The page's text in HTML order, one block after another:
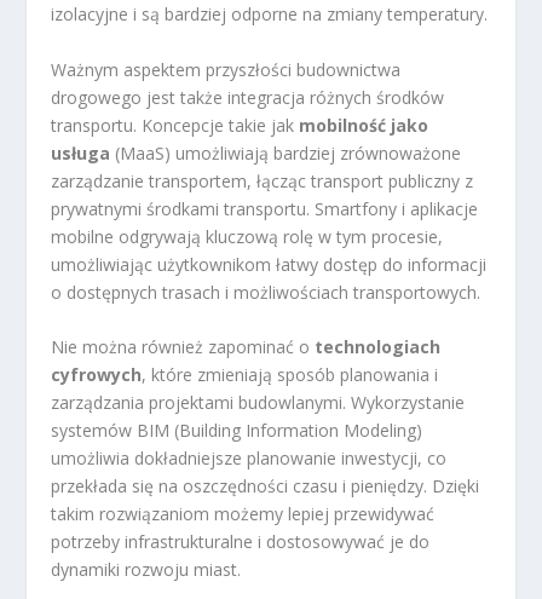
izolacyjne i są bardziej odporne na zmiany temperatury.
Ważnym aspektem przyszłości budownictwa
drogowego jest także integracja różnych środków
transportu. Koncepcje takie jak mobilność jako
usługa (MaaS) umożliwiają bardziej zrównoważone
zarządzanie transportem, łącząc transport publiczny z
prywatnymi środkami transportu. Smartfony i aplikacje
mobilne odgrywają kluczową rolę w tym procesie,
umożliwiając użytkownikom łatwy dostęp do informacji
o dostępnych trasach i możliwościach transportowych.
Nie można również zapominać o technologiach
cyfrowych, które zmieniają sposób planowania i
zarządzania projektami budowlanymi. Wykorzystanie
systemów BIM (Building Information Modeling)
umożliwia dokładniejsze planowanie inwestycji, co
przekłada się na oszczędności czasu i pieniędzy. Dzięki
takim rozwiązaniom możemy lepiej przewidywać
potrzeby infrastrukturalne i dostosowywać je do
dynamiki rozwoju miast.